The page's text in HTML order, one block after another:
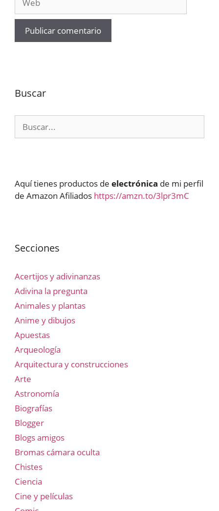
Buscar
Aquí tienes productos de electrónica de mi perfil
de Amazon Afiliados https://amzn.to/3lpr3mC
Secciones
Acertijos y adivinanzas
Adivina la pregunta
Animales y plantas
Anime y dibujos
Apuestas
Arqueología
Arquitectura y construcciones
Arte
Astronomía
Biografías
Blogger
Blogs amigos
Bromas cámara oculta
Chistes
Ciencia
Cine y películas